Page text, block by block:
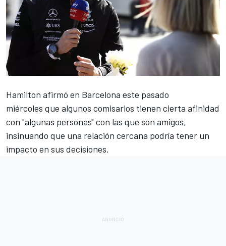
Hamilton afirmó en Barcelona este pasado
miércoles que algunos comisarios tienen cierta afinidad
con "algunas personas" con las que son amigos,
insinuando que una relación cercana podría tener un
impacto en sus decisiones.